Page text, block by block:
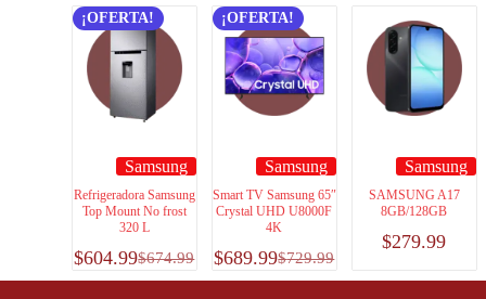
¡OFERTA!
Samsung
Refrigeradora Samsung
Top Mount No frost
320 L
$674.99
$604.99
¡OFERTA!
Samsung
Smart TV Samsung 65″
Crystal UHD U8000F
4K
$729.99
$689.99
Samsung
SAMSUNG A17
8GB/128GB
$279.99